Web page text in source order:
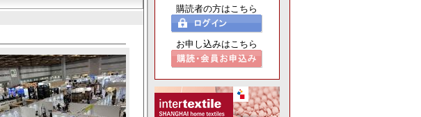
購読者の方はこちら
お申し込みはこちら